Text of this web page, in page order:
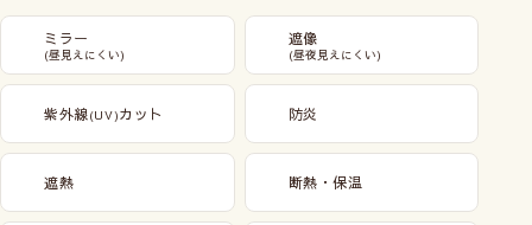
ミラー
(昼見えにくい)
遮像
(昼夜見えにくい)
紫外線(UV)カット 防炎
遮熱 断熱・保温